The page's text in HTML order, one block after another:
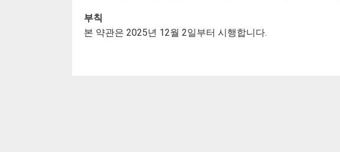
부칙
본 약관은 2025년 12월 2일부터 시행합니다.